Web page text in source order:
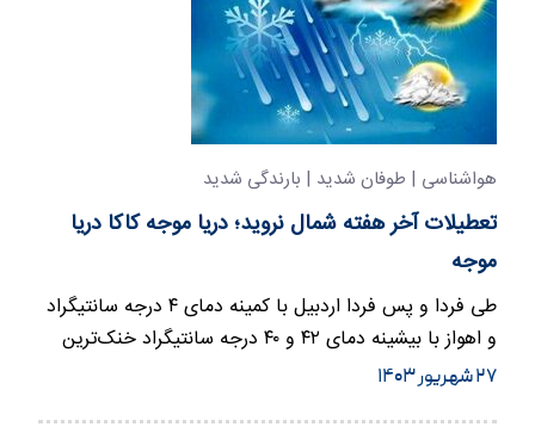
هواشناسی | طوفان شدید | بارندگی شدید
تعطیلات آخر هفته شمال نروید؛ دریا موجه کاکا دریا
موجه
طی فردا و پس فردا اردبیل با کمینه دمای ۴ درجه سانتیگراد
و اهواز با بیشینه دمای ۴۲ و ۴۰ درجه سانتیگراد خنک‌ترین
و…
۲۷ شهریور ۱۴۰۳